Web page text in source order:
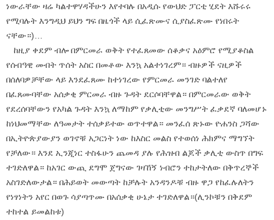
ነውራቸው ዛሬ ካልተዋሃዳችሁን እየተባሉ በአዲሱ የውህድ ፓርቲ ሂደት እሹሩሩ
የሚባሉት እንግዲህ ይህን ግፍ በዜጎች ላይ ሲፈጽሙና ሲያስፈጽሙ የነበሩት
ናቸው።)…
ከዚያ ቀደም ብሎ በምርመራ ወቅት የተፈጸመው ሰቆቃና አዕምሮ የሚያቆስል
የሰብዓዊ መብት ጥሰት አስር በመቶው እንኳ አልተነገረም። ብዙዎች ናዚዎች
በሰለባዎቻቸው ላይ እንደፈጸሙ ከተነገረው የምርመራ መንገድ ባልተለየ
በፈጸሙባቸው አሰቃቂ ምርመራ ብዙ ጉዳት ደርሶባቸዋል። በምርመራው ወቅት
የደረሰባቸውን የአካል ጉዳት እንኳ ለማከም የቃሊቲው መንግሥት ፈቃደኛ ባለመሆኑ
ከነህመማቸው ለዓመታት ተሰቃይተው ወጥተዋል። መንፈሰ ጽኑው ዮሐንስ ጋሻው
በኢትዮጵያውያን ወገኖቹ አጋርነት ነው ከእስር መልስ የተወሰነ ሕክምና ማግኘት
የቻለው። እንደ ኢንጂነር ተስፋሁን ጨመዳ ያሉ የሕዝብ ልጆች ቃሊቲ ውስጥ በግፍ
ተገድለዋል። ከአገር ውጪ ደግሞ ጀግናው ገዛኸኝ ነብሮን ተከታትለው በቅጥረኞች
አስገድለውታል። በሕይወት መውጣት ከቻሉት አንዳንዶቹ ብዙ ዋጋ የከፈሉለትን
የነፃነትን አየር በወጉ ሳያጣጥሙ በአሰቃቂ ሁኔታ ተገድለዋል።(ሊንኮቹን በቅደም
ተከተል ይመልከቱ)